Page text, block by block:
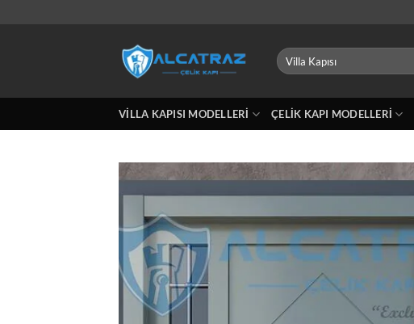
Ara:
VILLA KAPISI MODELLERI ÇELIK KAPI MODELLERI